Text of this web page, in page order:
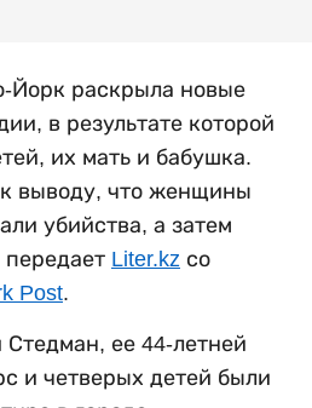
Йорк раскрыла новые
в результате которой
их мать и бабушка.
выводу, что женщины
убийства, а затем
передает Liter.kz со
Post.
ее 44-летней
и четверых детей были